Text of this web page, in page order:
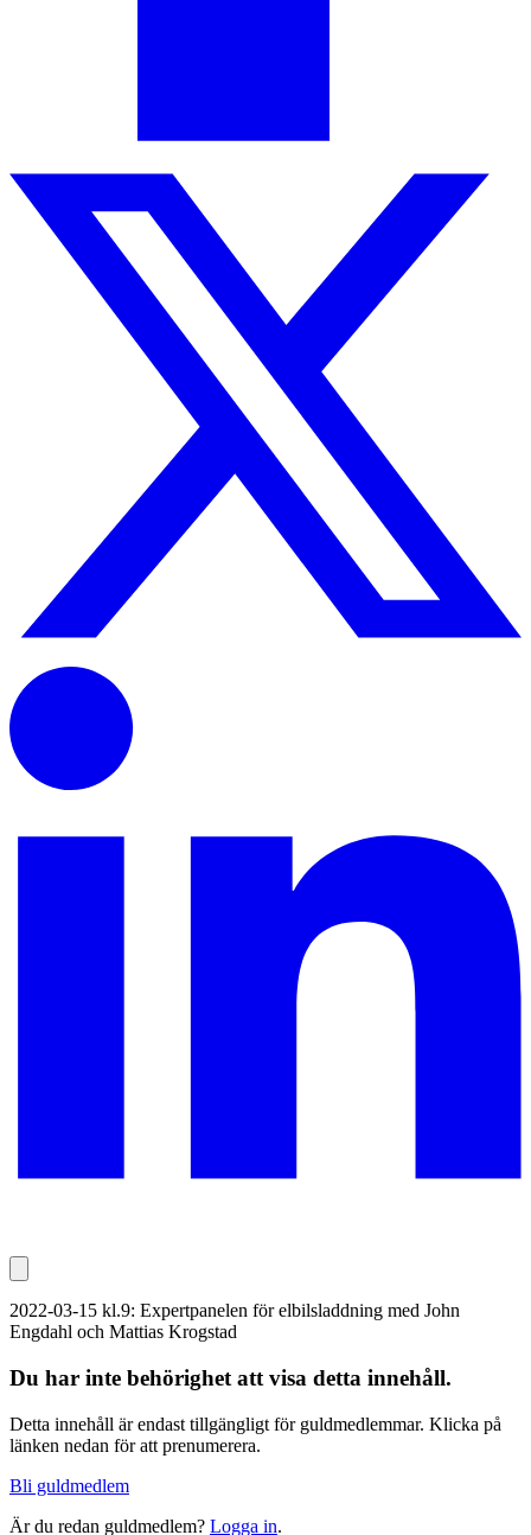
2022-03-15 kl.9: Expertpanelen för elbilsladdning med John
Engdahl och Mattias Krogstad
Du har inte behörighet att visa detta innehåll.
Detta innehåll är endast tillgängligt för guldmedlemmar. Klicka på
länken nedan för att prenumerera.
Bli guldmedlem
Är du redan guldmedlem? Logga in.